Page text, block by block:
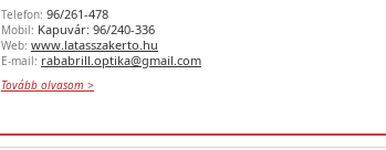
Telefon: 96/261-478
Mobil: Kapuvár: 96/240-336
Web: www.latasszakerto.hu
E-mail: rababrill.optika@gmail.com
Tovább olvasom >